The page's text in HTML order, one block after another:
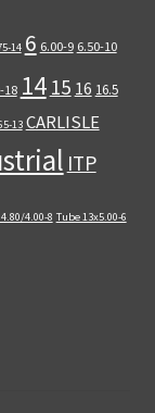
14 6 6.00-9 6.50-10
18 14 15 16 16.5
13 CARLISLE
ITP
4.00-8 Tube 13x5.00-6